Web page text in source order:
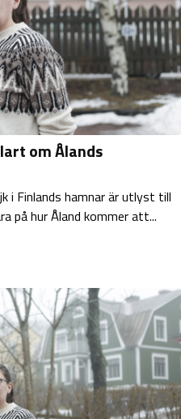
om Ålands
i Finlands hamnar är utlyst till
på hur Åland kommer att...